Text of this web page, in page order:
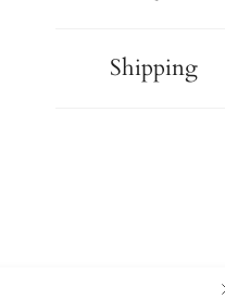
Shipping